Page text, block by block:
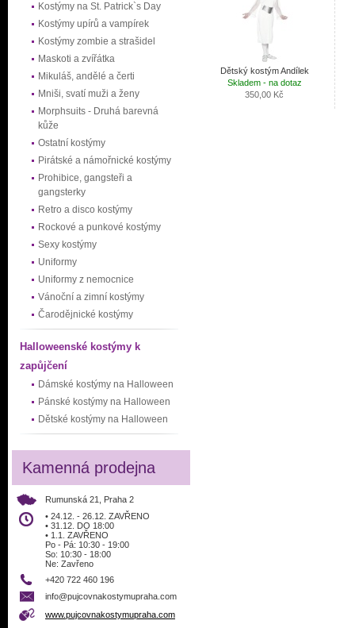
Kostýmy na St. Patrick`s Day
Kostýmy upírů a vampírek
Kostýmy zombie a strašidel
Maskoti a zvířátka
Mikuláš, andělé a čerti
Mniši, svatí muži a ženy
Morphsuits - Druhá barevná
kůže
Ostatní kostýmy
Pirátské a námořnické kostýmy
Prohibice, gangsteři a
gangsterky
Retro a disco kostýmy
Rockové a punkové kostýmy
Sexy kostýmy
Uniformy
Uniformy z nemocnice
Vánoční a zimní kostýmy
Čarodějnické kostýmy
Halloweenské kostýmy k
zapůjčení
Dámské kostýmy na Halloween
Pánské kostýmy na Halloween
Dětské kostýmy na Halloween
Kamenná prodejna
Rumunská 21, Praha 2
• 24.12. - 26.12. ZAVŘENO
• 31.12. DO 18:00
• 1.1. ZAVŘENO
Po - Pá: 10:30 - 19:00
So: 10:30 - 18:00
Ne: Zavřeno
+420 722 460 196
info@pujcovnakostymupraha.com
www.pujcovnakostymupraha.com
Dětský kostým Andílek
Skladem - na dotaz
350,00 Kč